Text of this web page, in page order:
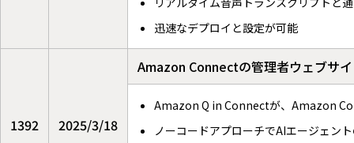
迅速なデプロイと設定が可能
1392 2025/3/18
Amazon Connectの管理者ウェブサ
Amazon Q in Connectが、Amazon
ノーコードアプローチでAIエージェン